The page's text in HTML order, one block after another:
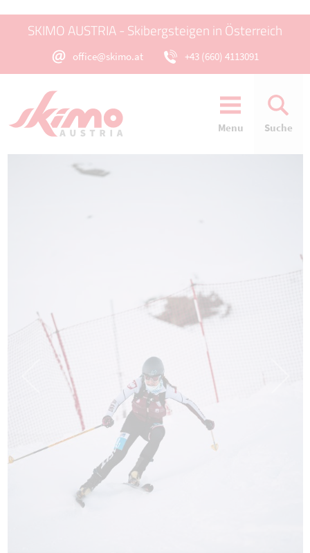
SKIMO AUSTRIA - Skibergsteigen in Österreich
office@skimo.at +43 (660) 4113091
Menu Suche